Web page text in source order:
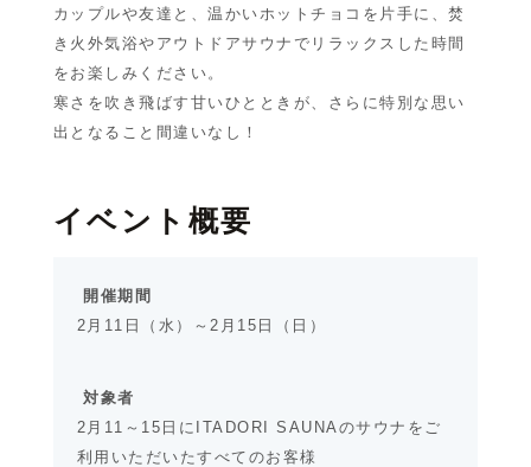
カップルや友達と、温かいホットチョコを片手に、焚
き火外気浴やアウトドアサウナでリラックスした時間
をお楽しみください。
寒さを吹き飛ばす甘いひとときが、さらに特別な思い
出となること間違いなし！
イベント概要
開催期間
2月11日（水）～2月15日（日）
対象者
2月11～15日にITADORI SAUNAのサウナをご
利用いただいたすべてのお客様